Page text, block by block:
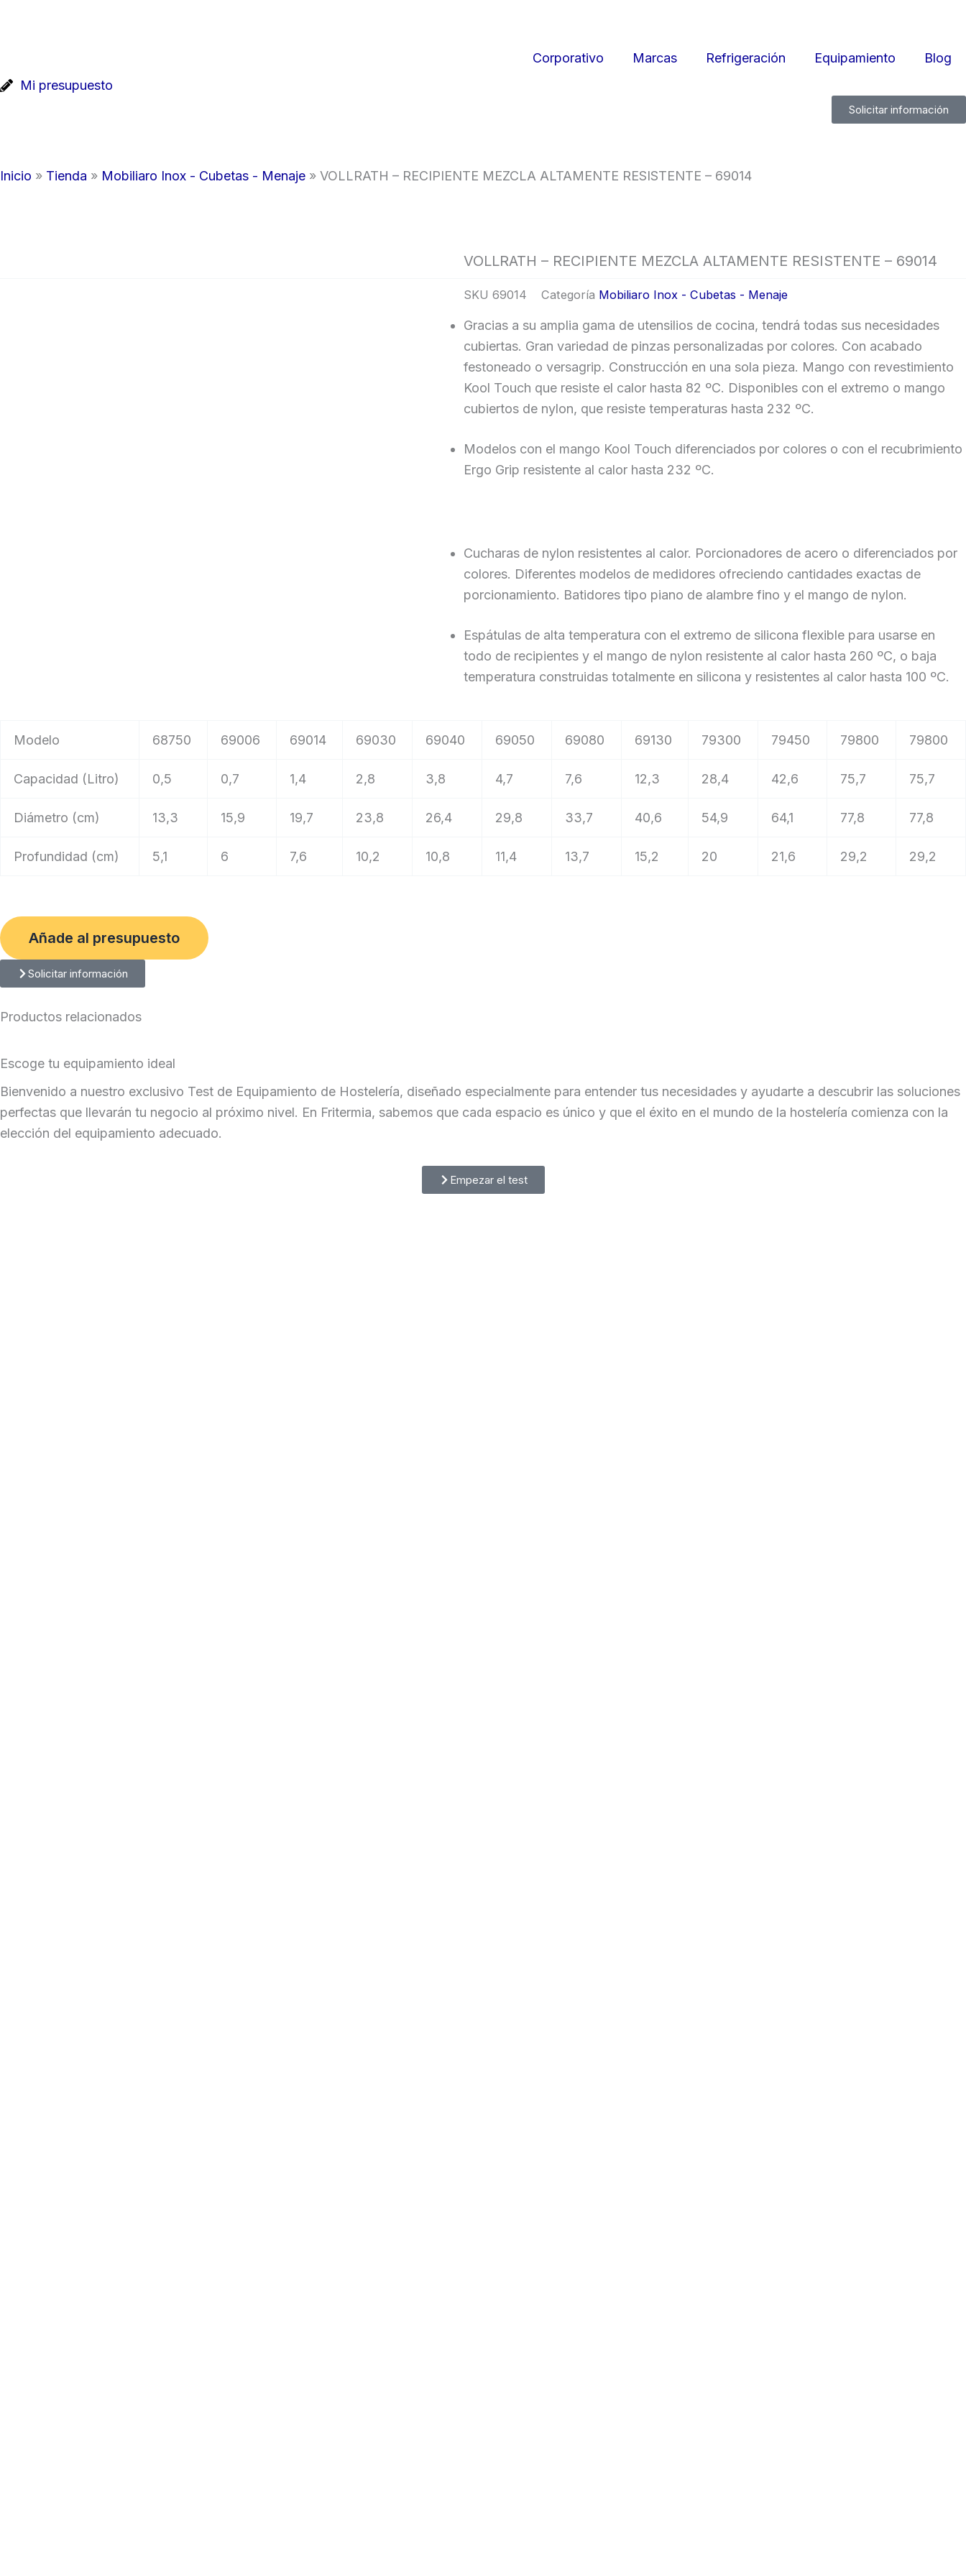
Corporativo Marcas Refrigeración Equipamiento
Blog
Mi presupuesto
Solicitar información
Inicio » Tienda » Mobiliaro Inox - Cubetas - Menaje » VOLLRATH – RECIPIENTE MEZCLA ALTAMENTE RESISTENTE – 69014
VOLLRATH – RECIPIENTE MEZCLA ALTAMENTE RESISTENTE – 69014
SKU69014 Categoría Mobiliaro Inox - Cubetas - Menaje
Gracias a su amplia gama de utensilios de cocina, tendrá todas sus necesidades
cubiertas. Gran variedad de pinzas personalizadas por colores. Con acabado
festoneado o versagrip. Construcción en una sola pieza. Mango con revestimiento
Kool Touch que resiste el calor hasta 82 ºC. Disponibles con el extremo o mango
cubiertos de nylon, que resiste temperaturas hasta 232 ºC.
Modelos con el mango Kool Touch diferenciados por colores o con el recubrimiento
Ergo Grip resistente al calor hasta 232 ºC.
Cucharas de nylon resistentes al calor. Porcionadores de acero o diferenciados por
colores. Diferentes modelos de medidores ofreciendo cantidades exactas de
porcionamiento. Batidores tipo piano de alambre fino y el mango de nylon.
Espátulas de alta temperatura con el extremo de silicona flexible para usarse en
todo de recipientes y el mango de nylon resistente al calor hasta 260 ºC, o baja
temperatura construidas totalmente en silicona y resistentes al calor hasta 100 ºC.
Modelo 68750 69006 69014 69030 69040 69050 69080 69130 79300 79450 79800 79800
Capacidad (Litro) 0,5 0,7 1,4 2,8 3,8 4,7 7,6 12,3 28,4 42,6 75,7 75,7
Diámetro (cm) 13,3 15,9 19,7 23,8 26,4 29,8 33,7 40,6 54,9 64,1 77,8 77,8
Profundidad (cm) 5,1 6 7,6 10,2 10,8 11,4 13,7 15,2 20 21,6 29,2 29,2
Añade al presupuesto
Solicitar información
Productos relacionados
Escoge tu equipamiento ideal
Bienvenido a nuestro exclusivo Test de Equipamiento de Hostelería, diseñado especialmente para entender tus necesidades y ayudarte a descubrir las soluciones
perfectas que llevarán tu negocio al próximo nivel. En Fritermia, sabemos que cada espacio es único y que el éxito en el mundo de la hostelería comienza con la
elección del equipamiento adecuado.
Empezar el test